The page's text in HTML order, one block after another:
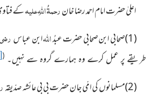
اعلیٰ حضرت امام احمد رضا خانرحمۃُ اللہِ علیہکے فتاویٰ رضویہ شریف
(1)صحابی ابن صحابی حضرت عبدُ
اللہابن عباس
طریقے پر عمل کرے وہ ہمارے گروہ سے نہیں۔ (
(2)مسلمانوں کی امّی جان حضرت بی بی عائشہ صدّیقہ